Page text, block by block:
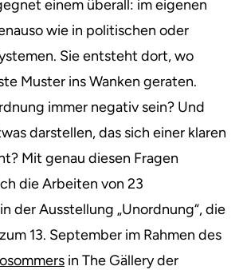
einem überall: im eigenen
wie in politischen oder
Sie entsteht dort, wo
Muster ins Wanken geraten.
immer negativ sein? Und
darstellen, das sich einer klaren
Mit genau diesen Fragen
die Arbeiten von 23
der Ausstellung „Unordnung“, die
13. September im Rahmen des
in The Gällery der